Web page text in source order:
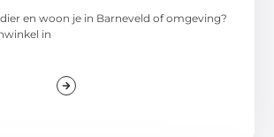
en woon je in Barneveld of omgeving?
in